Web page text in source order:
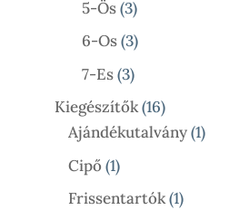
5-Ös 33
Termék
6-Os 33
Termék
7-Es 33
Termék
Kiegészítők 1616
Termék
Ajándékutalvány 11
Cipő 11
Termék
Frissentartók 11